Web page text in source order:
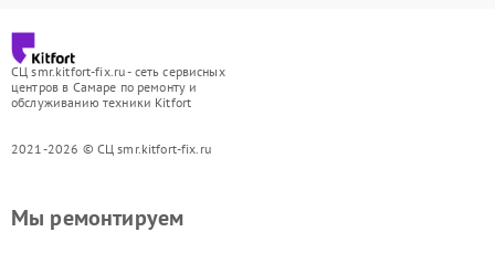
СЦ smr.kitfort-fix.ru - сеть сервисных
центров в Самаре по ремонту и
обслуживанию техники Kitfort
2021-2026 © СЦ smr.kitfort-fix.ru
Мы ремонтируем